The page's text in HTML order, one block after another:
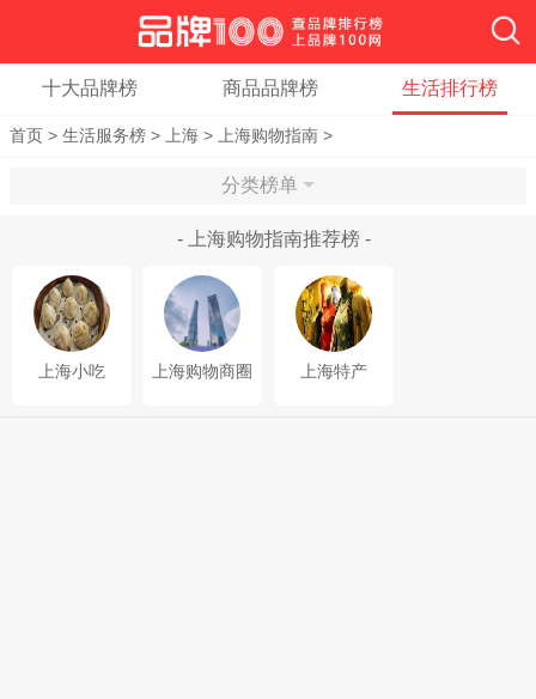
十大品牌榜 商品品牌榜 生活排行榜
首页 > 生活服务榜 > 上海 > 上海购物指南 >
分类榜单
- 上海购物指南推荐榜 -
上海小吃 上海购物商圈 上海特产